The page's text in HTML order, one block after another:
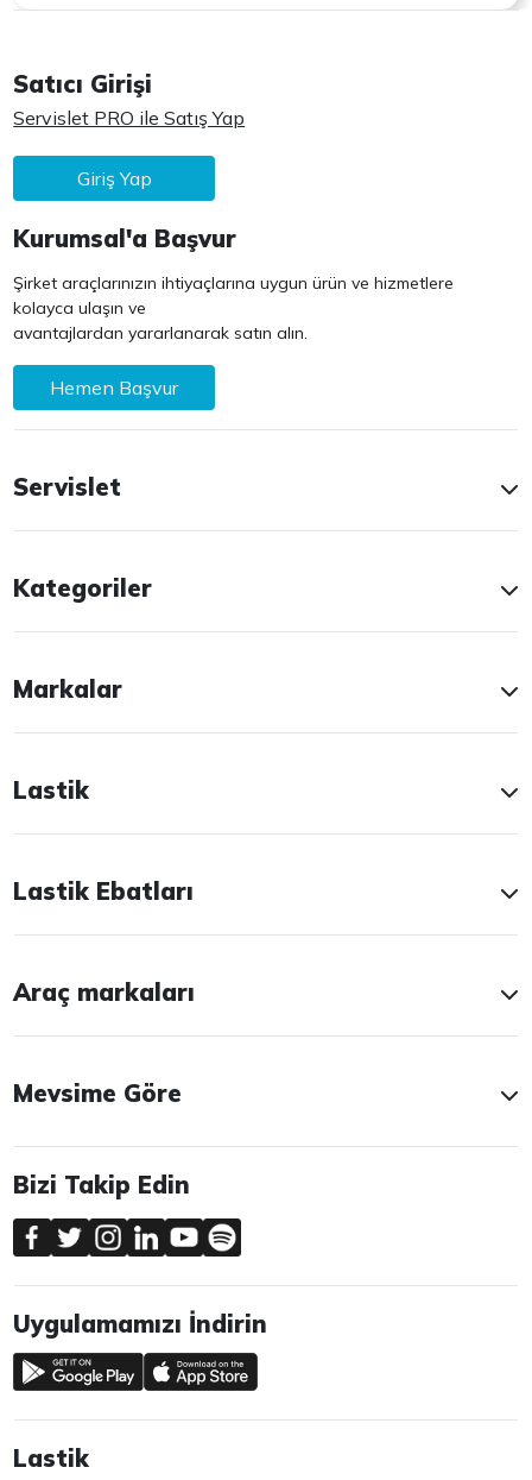
Satıcı Girişi
Servislet PRO ile Satış Yap
Giriş Yap
Kurumsal'a Başvur
Şirket araçlarınızın ihtiyaçlarına uygun ürün ve hizmetlere
kolayca ulaşın ve
avantajlardan yararlanarak satın alın.
Hemen Başvur
Servislet
Kategoriler
Markalar
Lastik
Lastik Ebatları
Araç markaları
Mevsime Göre
Bizi Takip Edin
Uygulamamızı İndirin
Lastik